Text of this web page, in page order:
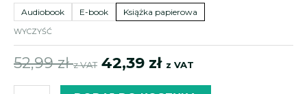
52,99 zł 42,39 zł
Audiobook E-book Książka papierowa
WYCZYŚĆ
52,99zł z VAT 42,39 zł z VAT
lotne